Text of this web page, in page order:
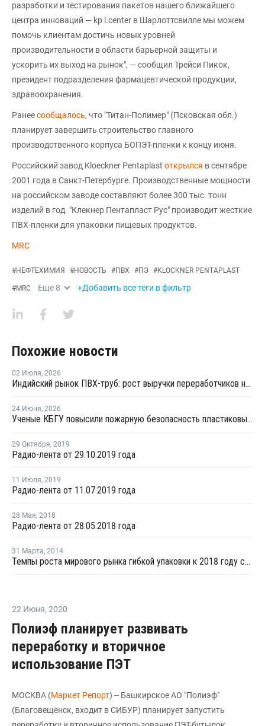
разработки и тестирования пакетов нашего ближайшего
центра инноваций — kp i.center в Шарлоттсвилле мы можем
помочь клиентам достичь новых уровней
производительности в области барьерной защиты и
ускорить их выход на рынок", — сообщил Трейси Пикок,
президент подразделения фармацевтической продукции,
здравоохранения.
Ранеесообщалось, что "Титан-Полимер" (Псковская обл.)
планирует завершить строительство главного
производственного корпуса БОПЭТ-пленки к концу июня.
Российский завод Kloeckner Pentaplast открылся в сентябре
2001 года в Санкт-Петербурге. Производственные мощности
на российском заводе составляют более 300 тыс. тонн
изделий в год. "Клекнер Пентапласт Рус" производит жесткие
ПВХ-пленки для упаковки пищевых продуктов.
MRC
#НЕФТЕХИМИЯ #НОВОСТЬ #ПВХ #ПЭ #KLOCKNER PENTAPLAST
#MRC Еще 8 +Добавить все теги в фильтр
Похожие новости
02 Июля, 2026
Индийский рынок ПВХ-труб: рост выручки переработчиков на фоне высоких цен на смолу
24 Июня, 2026
Ученые КБГУ повысили пожарную безопасность пластиковых стройматериалов
29 Октября, 2019
Радио-лента от 29.10.2019 года
11 Июля, 2019
Радио-лента от 11.07.2019 года
28 Мая, 2018
Радио-лента от 28.05.2018 года
31 Марта, 2014
Темпы роста мирового рынка гибкой упаковки к 2018 году составят 5,1%
22 Июня, 2020
Полиэф планирует развивать
переработку и вторичное
использование ПЭТ
МОСКВА (Маркет Репорт) -- Башкирское АО "Полиэф"
(Благовещенск, входит в СИБУР) планирует запустить